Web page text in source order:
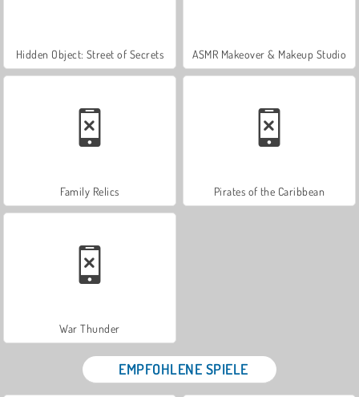
Hidden Object: Street of Secrets ASMR Makeover & Makeup Studio
Family Relics Pirates of the Caribbean
War Thunder
EMPFOHLENE SPIELE